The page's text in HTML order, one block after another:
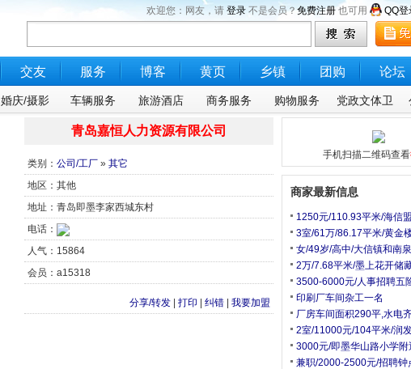
欢迎您：网友，请 登录 不是会员？免费注册 也可用 QQ登
交友 服务 博客 黄页 乡镇 团购 论坛
婚庆/摄影 车辆服务 旅游酒店 商务服务 购物服务 党政文体卫
青岛嘉恒人力资源有限公司
类别： 公司/工厂 » 其它
地区：其他
地址：青岛即墨李家西城东村
电话：
人气：15864
会员：a15318
分享/转发 打印 纠错 我要加盟
手机扫描二维码查看
商家最新信息
1250元/110.93平米/海信
3室/61万/86.17平米/黄金
女/49岁/高中/大信镇和南
2万/7.68平米/墨上花开储
3500-6000元/人事招聘五
印刷厂车间杂工一名
厂房车间面积290平,水电
2室/11000元/104平米/润
3000元/即墨华山路小学
兼职/2000-2500元/招聘钟